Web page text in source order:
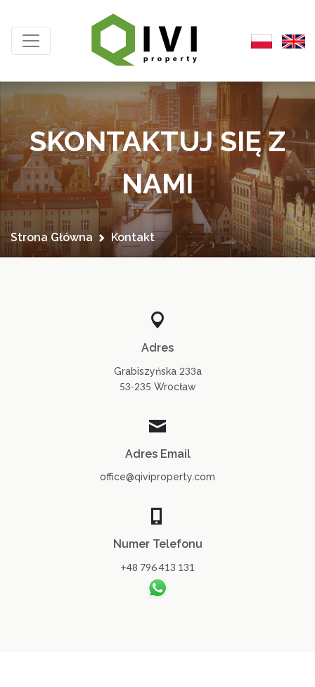
SKONTAKTUJ SIĘ Z
NAMI
Strona Główna Kontakt
Adres
Grabiszyńska 233a
53-235 Wrocław
Adres Email
office@qiviproperty.com
Numer Telefonu
+48 796 413 131